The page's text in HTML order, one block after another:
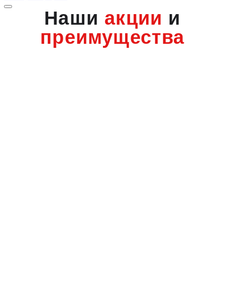
Наши акции и
преимущества